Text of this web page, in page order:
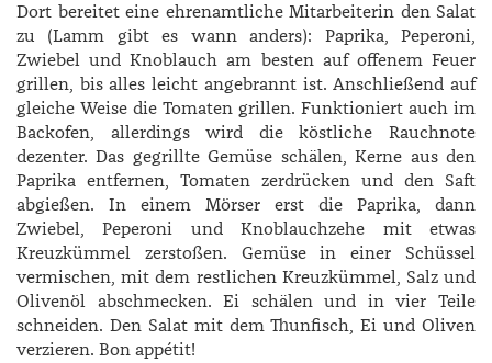
Dort bereitet eine ehrenamtliche Mitarbeiterin den Salat
zu (Lamm gibt es wann anders): Paprika, Peperoni,
Zwiebel und Knoblauch am besten auf offenem Feuer
grillen, bis alles leicht angebrannt ist. Anschließend auf
gleiche Weise die Tomaten grillen. Funktioniert auch im
Backofen, allerdings wird die köstliche Rauchnote
dezenter. Das gegrillte Gemüse schälen, Kerne aus den
Paprika entfernen, Tomaten zerdrücken und den Saft
abgießen. In einem Mörser erst die Paprika, dann
Zwiebel, Peperoni und Knoblauchzehe mit etwas
Kreuzkümmel zerstoßen. Gemüse in einer Schüssel
vermischen, mit dem restlichen Kreuzkümmel, Salz und
Olivenöl abschmecken. Ei schälen und in vier Teile
schneiden. Den Salat mit dem Thunfisch, Ei und Oliven
verzieren. Bon appétit!